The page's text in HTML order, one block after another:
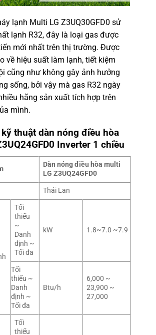
lạnh Multi LG Z3UQ30GFD0 sử
lạnh R32, đây là loại gas được
mới nhất trên thị trường. Được
về hiệu suất làm lạnh, tiết kiệm
cũng như không gây ảnh hưởng
sống, bởi vậy mà gas R32 ngày
hãng sản xuất tích hợp trên
mình.
thuật dàn nóng điều hòa
Inverter 1 chiều
Dàn nóng điều hòa multi
LG Z3UQ24GFD0
Thái Lan
Tối
thiểu
~
Danh
định ~
Tối đa
kW 1.8~7.0 ~7.9
Tối
thiểu ~
Danh
định ~
Tối đa
Btu/h
6,000 ~
23,900 ~
27,000
Tối
thiểu